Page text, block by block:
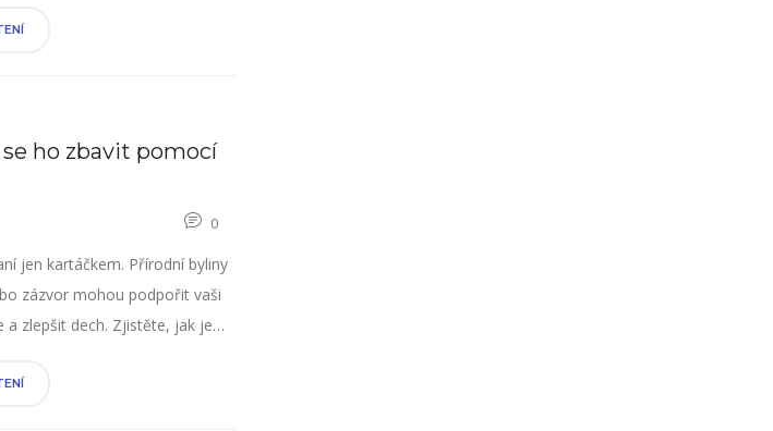
ho zbavit pomocí
0
jen kartáčkem. Přírodní byliny
zázvor mohou podpořit vaši
a zlepšit dech. Zjistěte, jak je